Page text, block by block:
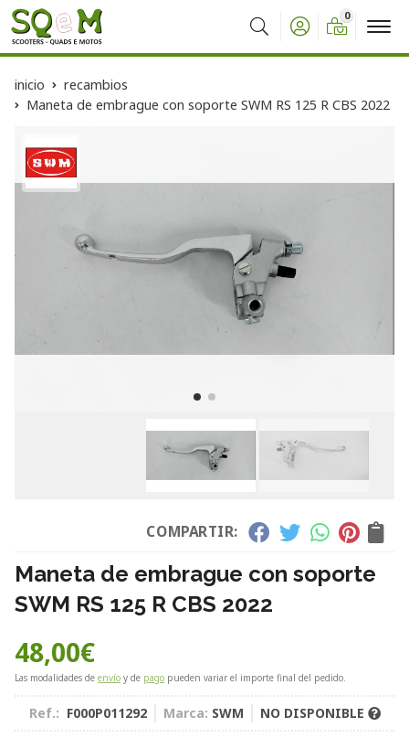
Buscar
0
inicio
recambios
Maneta de embrague con soporte SWM RS 125 R CBS 2022
COMPARTIR:
Maneta de embrague con soporte
SWM RS 125 R CBS 2022
48,00€
Las modalidades de envío y de pago pueden variar el importe final del pedido.
Ref.: F000P011292 Marca: SWM NO DISPONIBLE